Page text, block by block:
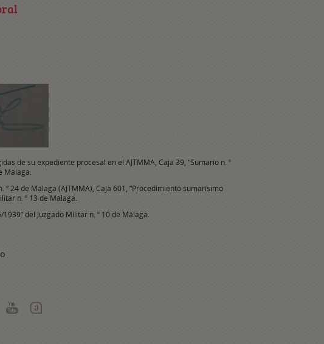
de su expediente procesal en el AJTMMA, Caja 39, “Sumario n. º
Málaga.
24 de Málaga (AJTMMA), Caja 601, “Procedimiento sumarísimo
n. º 13 de Málaga.
del Juzgado Militar n. º 10 de Málaga.